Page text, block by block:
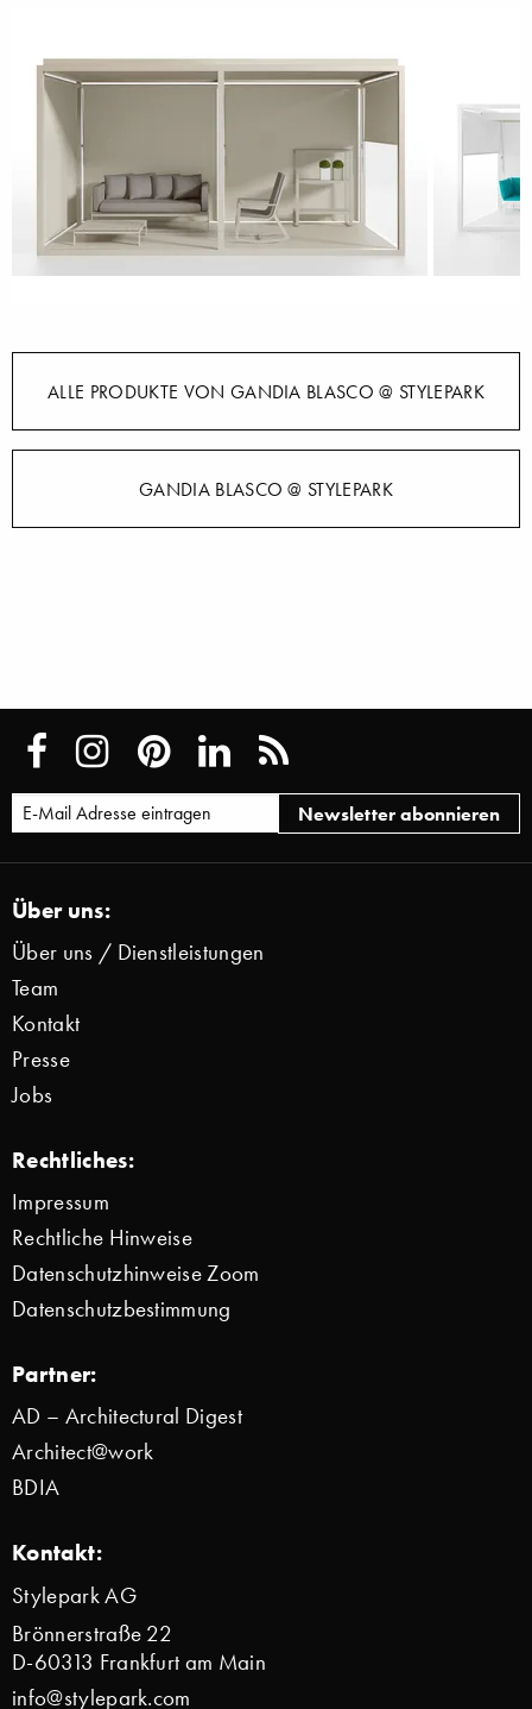
ALLE PRODUKTE VON GANDIA BLASCO @ STYLEPARK
GANDIA BLASCO @ STYLEPARK
Über uns:
Über uns / Dienstleistungen
Team
Kontakt
Presse
Jobs
Rechtliches:
Impressum
Rechtliche Hinweise
Datenschutzhinweise Zoom
Datenschutzbestimmung
Partner:
AD – Architectural Digest
Architect@work
BDIA
Kontakt:
Stylepark AG
Brönnerstraße 22
D-60313 Frankfurt am Main
info@stylepark.com